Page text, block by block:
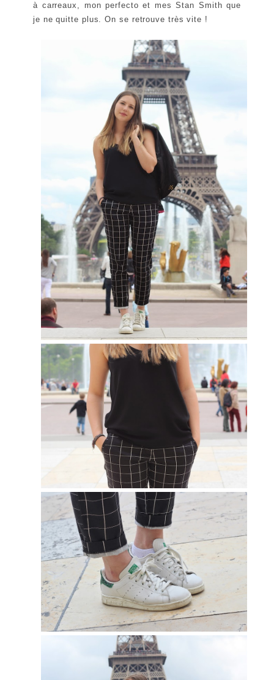
à carreaux, mon perfecto et mes Stan Smith que
je ne quitte plus. On se retrouve très vite !